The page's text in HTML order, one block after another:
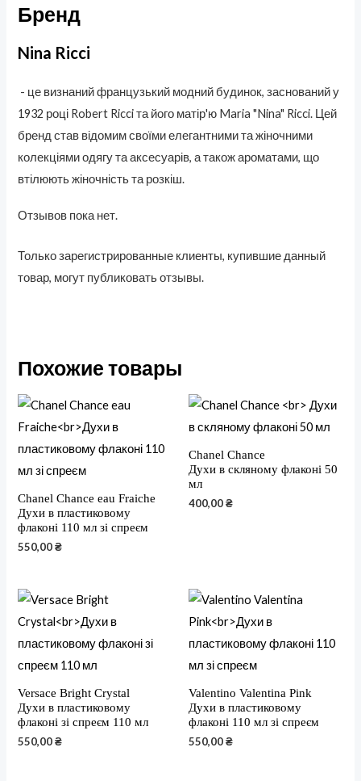
Бренд
Nina Ricci
- це визнаний французький модний будинок, заснований у
1932 році Robert Ricci та його матір'ю Maria "Nina" Ricci. Цей
бренд став відомим своїми елегантними та жіночними
колекціями одягу та аксесуарів, а також ароматами, що
втілюють жіночність та розкіш.
Отзывов пока нет.
Только зарегистрированные клиенты, купившие данный
товар, могут публиковать отзывы.
Похожие товары
Chanel Chance eau Fraiche
Духи в пластиковому
флаконі 110 мл зі спреєм
550,00₴
Chanel Chance
Духи в скляному флаконі 50
мл
400,00₴
Versace Bright Crystal
Духи в пластиковому
флаконі зі спреєм 110 мл
550,00₴
Valentino Valentina Pink
Духи в пластиковому
флаконі 110 мл зі спреєм
550,00₴